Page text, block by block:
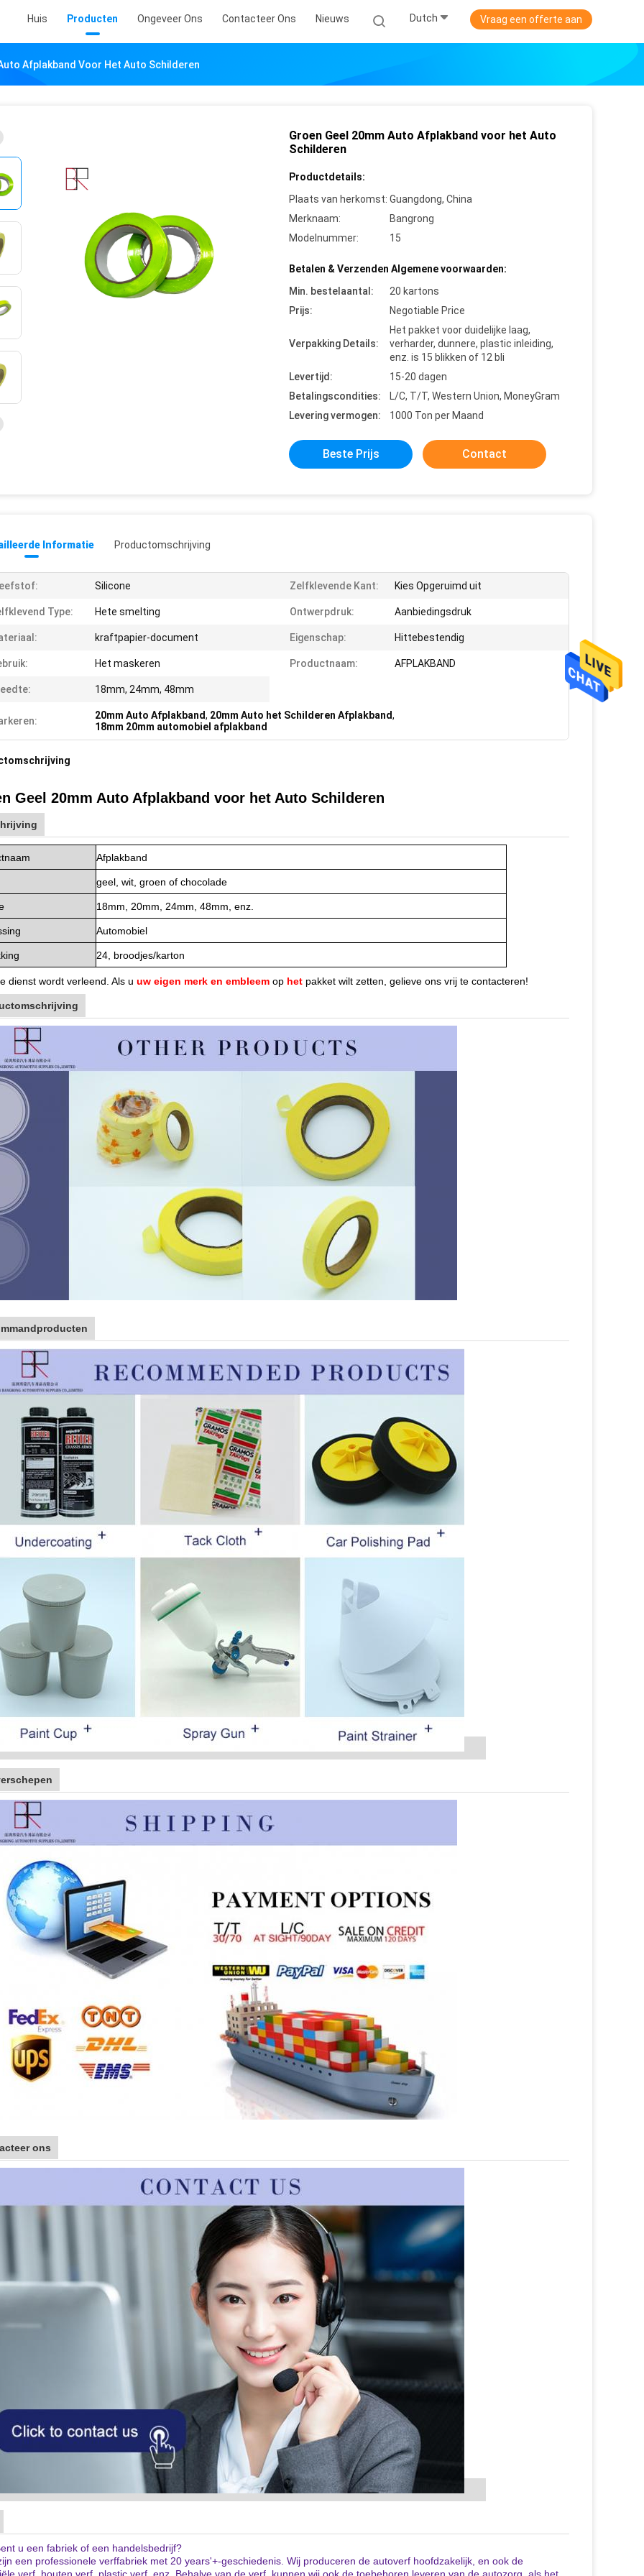
Huis Producten Ongeveer Ons Contacteer Ons Nieuws Dutch Vraag een offerte aan
Afplakband Voor Het Auto Schilderen
Groen Geel 20mm Auto Afplakband voor het Auto
Schilderen
Productdetails:
Plaats van herkomst: Guangdong, China
Merknaam:
Bangrong
Modelnummer:
15
Betalen & Verzenden Algemene voorwaarden:
Min. bestelaantal:
20 kartons
Prijs:
Negotiable Price
Verpakking Details:
Het pakket voor duidelijke laag,
verharder, dunnere, plastic inleiding,
enz. is 15 blikken of 12 bli
Levertijd:
15-20 dagen
Betalingscondities:
L/C, T/T, Western Union, MoneyGram
Levering vermogen:
1000 Ton per Maand
Beste Prijs Contact
Informatie Productomschrijving
Silicone Zelfklevende Kant: Kies Opgeruimd uit
Type: Hete smelting Ontwerpdruk: Aanbiedingsdruk
kraftpapier-document Eigenschap: Hittebestendig
Het maskeren Productnaam: AFPLAKBAND
18mm, 24mm, 48mm
20mm Auto Afplakband, 20mm Auto het Schilderen Afplakband,
18mm 20mm automobiel afplakband
Geel 20mm Auto Afplakband voor het Auto Schilderen
Afplakband
geel, wit, groen of chocolade
18mm, 20mm, 24mm, 48mm, enz.
Automobiel
24, broodjes/karton
dienst wordt verleend. Als u uw eigen merk en embleem op het pakket wilt zetten, gelieve ons vrij te contacteren!
ons
u een fabriek of een handelsbedrijf?
een professionele verffabriek met 20 years'+-geschiedenis. Wij produceren de autoverf hoofdzakelijk, en ook de